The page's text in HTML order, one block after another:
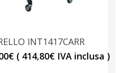
INT1417CARR
€ ( 414,80€IVA inclusa )